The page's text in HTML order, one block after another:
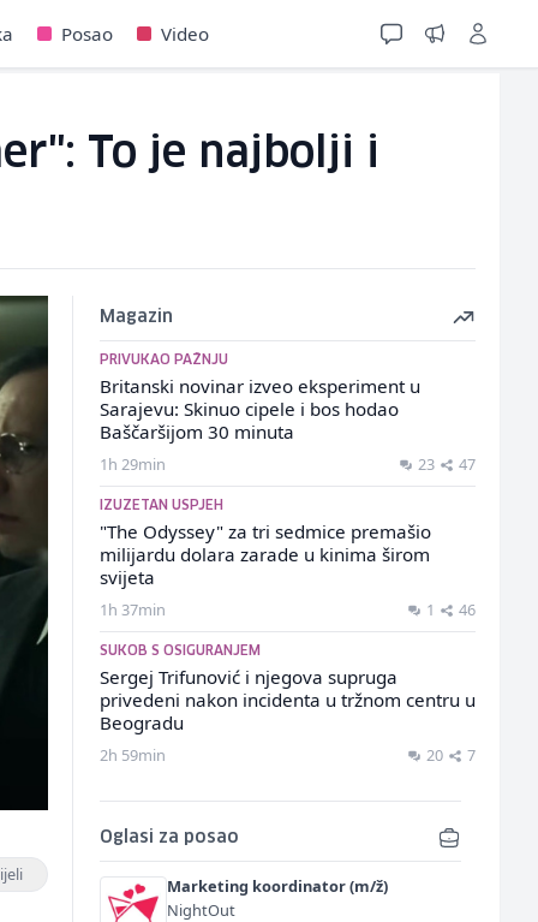
Posao Video
To je najbolji i
Magazin
PRIVUKAO PAŽNJU
Britanski novinar izveo eksperiment u
Sarajevu: Skinuo cipele i bos hodao
Baščaršijom 30 minuta
1h 29min 23 47
IZUZETAN USPJEH
"The Odyssey" za tri sedmice premašio
milijardu dolara zarade u kinima širom
svijeta
1h 37min 1 46
SUKOB S OSIGURANJEM
Sergej Trifunović i njegova supruga
privedeni nakon incidenta u tržnom centru u
Beogradu
2h 59min 20 7
Oglasi za posao
Marketing koordinator (m/ž)
NightOut